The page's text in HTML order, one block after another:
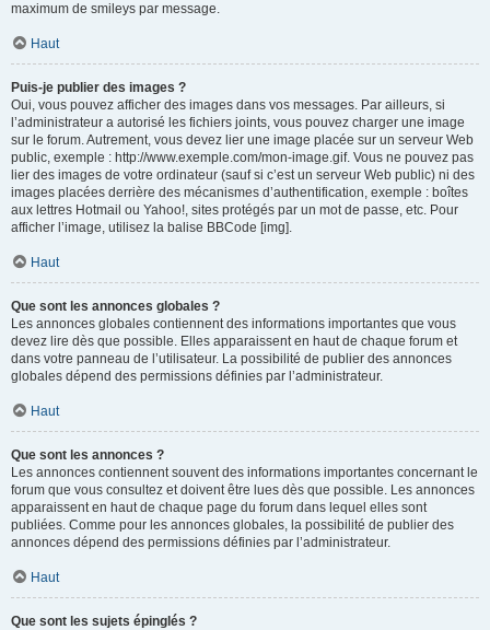
maximum de smileys par message.
Haut
Puis-je publier des images ?
Oui, vous pouvez afficher des images dans vos messages. Par ailleurs, si
l’administrateur a autorisé les fichiers joints, vous pouvez charger une image
sur le forum. Autrement, vous devez lier une image placée sur un serveur Web
public, exemple : http://www.exemple.com/mon-image.gif. Vous ne pouvez pas
lier des images de votre ordinateur (sauf si c’est un serveur Web public) ni des
images placées derrière des mécanismes d’authentification, exemple : boîtes
aux lettres Hotmail ou Yahoo!, sites protégés par un mot de passe, etc. Pour
afficher l’image, utilisez la balise BBCode [img].
Haut
Que sont les annonces globales ?
Les annonces globales contiennent des informations importantes que vous
devez lire dès que possible. Elles apparaissent en haut de chaque forum et
dans votre panneau de l’utilisateur. La possibilité de publier des annonces
globales dépend des permissions définies par l’administrateur.
Haut
Que sont les annonces ?
Les annonces contiennent souvent des informations importantes concernant le
forum que vous consultez et doivent être lues dès que possible. Les annonces
apparaissent en haut de chaque page du forum dans lequel elles sont
publiées. Comme pour les annonces globales, la possibilité de publier des
annonces dépend des permissions définies par l’administrateur.
Haut
Que sont les sujets épinglés ?